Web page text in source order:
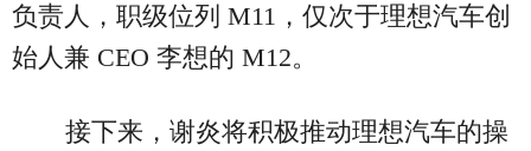
负责人，职级位列 M11，仅次于理想汽车创
始人兼 CEO 李想的 M12。
接下来，谢炎将积极推动理想汽车的操